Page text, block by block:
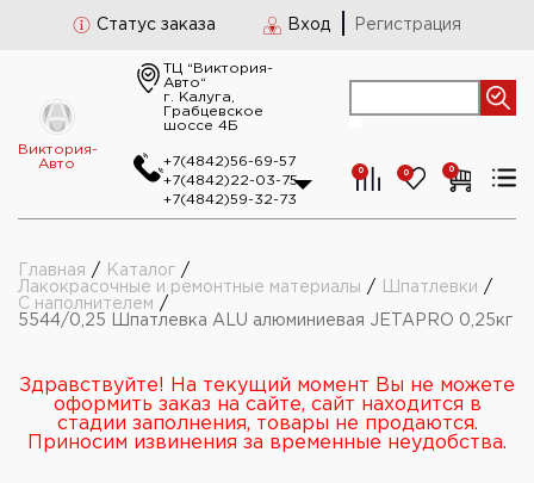
Статус заказа Вход Регистрация
Виктория-
Авто
ТЦ “Виктория-
Авто“
г. Калуга,
Грабцевское
шоссе 4Б
+7(4842)56-69-57
+7(4842)22-03-75
+7(4842)59-32-73
0 0 0
Главная / Каталог /
Лакокрасочные и ремонтные материалы / Шпатлевки /
С наполнителем /
5544/0,25 Шпатлевка ALU алюминиевая JETAPRO 0,25кг
Здравствуйте! На текущий момент Вы не можете
оформить заказ на сайте, сайт находится в
стадии заполнения, товары не продаются.
Приносим извинения за временные неудобства.